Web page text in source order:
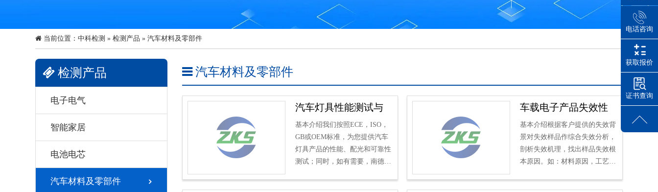
当前位置： 中科检测 » 检测产品 » 汽车材料及零部件
检测产品
电子电气
智能家居
电池电芯
汽车材料及零部件
汽车材料及零部件
汽车灯具性能测试与
认证
基本介绍我们按照ECE，ISO，
GB或OEM标准，为您提供汽车
灯具产品的性能、配光和可靠性
测试；同时，如有需要，南德检
车载电子产品失效性
分析
基本介绍根据客户提供的失效背
景对失效样品作综合失效分析，
剖析失效机理，找出样品失效根
本原因。如：材料原因，工艺原
电话咨询
获取报价
证书查询